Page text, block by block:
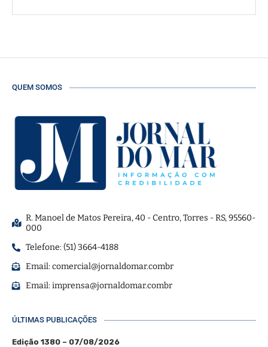
QUEM SOMOS
R. Manoel de Matos Pereira, 40 - Centro, Torres - RS, 95560-
000
Telefone: (51) 3664-4188
Email:comercial@jornaldomar.combr
Email:imprensa@jornaldomar.combr
ÚLTIMAS PUBLICAÇÕES
Edição 1380 – 07/08/2026